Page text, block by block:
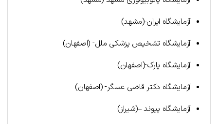
آزمایشگاه ایران-(مشهد)
آزمایشگاه تشخیص پزشکی ملل- (اصفهان)
آزمایشگاه پارک-(اصفهان)
آزمایشگاه دکتر قاضی عسگر- (اصفهان)
آزمایشگاه پیوند –(شیراز)